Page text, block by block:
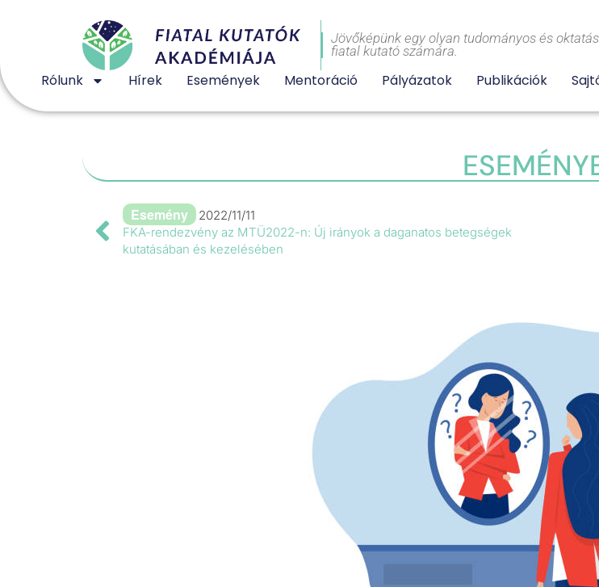
Jövőképünk egy olyan tudományos és
fiatal kutató számára.
Rólunk Hírek Események Mentoráció Pályázatok Publikációk
Esemény
2022/11/11
FKA-rendezvény az MTÜ2022-n: Új irányok a daganatos betegségek
kutatásában és kezelésében